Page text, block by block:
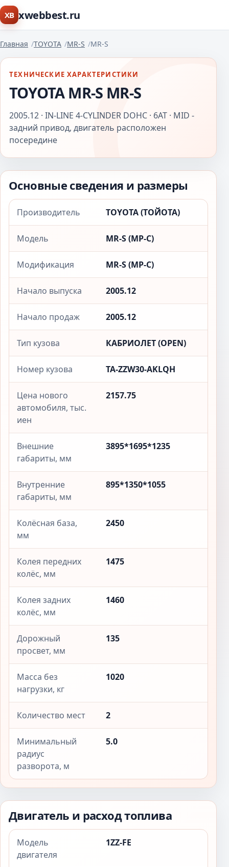
XB xwebbest.ru
Главная TOYOTA MR-S MR-S
ТЕХНИЧЕСКИЕ ХАРАКТЕРИСТИКИ
TOYOTA MR-S MR-S
2005.12 · IN-LINE 4-CYLINDER DOHC · 6AT · MID -
задний привод, двигатель расположен
посередине
Основные сведения и размеры
Производитель TOYOTA (ТОЙОТА)
Модель MR-S (МР-С)
Модификация MR-S (МР-С)
Начало выпуска 2005.12
Начало продаж 2005.12
Тип кузова КАБРИОЛЕТ (OPEN)
Номер кузова TA-ZZW30-AKLQH
Цена нового
автомобиля, тыс.
иен
2157.75
Внешние
габариты, мм
3895*1695*1235
Внутренние
габариты, мм
895*1350*1055
Колёсная база,
мм
2450
Колея передних
колёс, мм
1475
Колея задних
колёс, мм
1460
Дорожный
просвет, мм
135
Масса без
нагрузки, кг
1020
Количество мест 2
Минимальный
радиус
разворота, м
5.0
Двигатель и расход топлива
Модель
двигателя
1ZZ-FE